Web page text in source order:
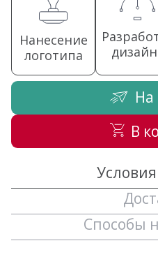
Нанесение
логотипа
На
В
Способы